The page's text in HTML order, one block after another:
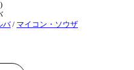
バ/ マイコン・ソウザ